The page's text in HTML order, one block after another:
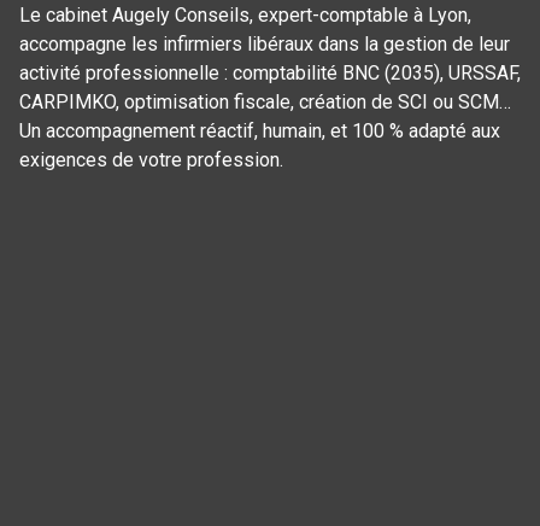
Le cabinet Augely Conseils, expert-comptable à Lyon,
accompagne les infirmiers libéraux dans la gestion de leur
activité professionnelle : comptabilité BNC (2035), URSSAF,
CARPIMKO, optimisation fiscale, création de SCI ou SCM…
Un accompagnement réactif, humain, et 100 % adapté aux
exigences de votre profession.